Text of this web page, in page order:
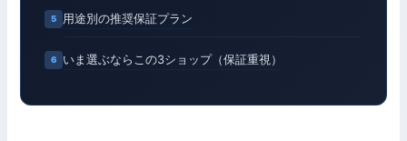
用途別の推奨保証プラン
いま選ぶならこの3ショップ（保証重視）